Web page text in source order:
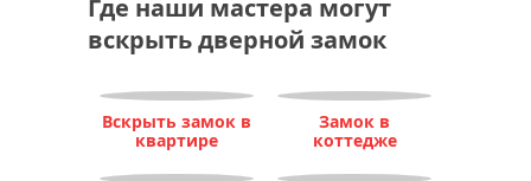
Где наши мастера могут
вскрыть дверной замок
Вскрыть замок в
квартире
Замок в
коттедже